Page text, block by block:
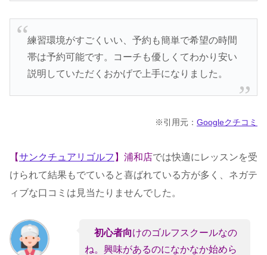
練習環境がすごくいい、予約も簡単で希望の時間
帯は予約可能です。コーチも優しくてわかり安い
説明していただくおかげで上手になりました。
※引用元： Googleクチコミ
【サンクチュアリゴルフ 】浦和店では快適にレッスンを受
けられて結果もでていると喜ばれている方が多く、ネガテ
ィブな口コミは見当たりませんでした。
初心者向けのゴルフスクールなの
ね。興味があるのになかなか始めら